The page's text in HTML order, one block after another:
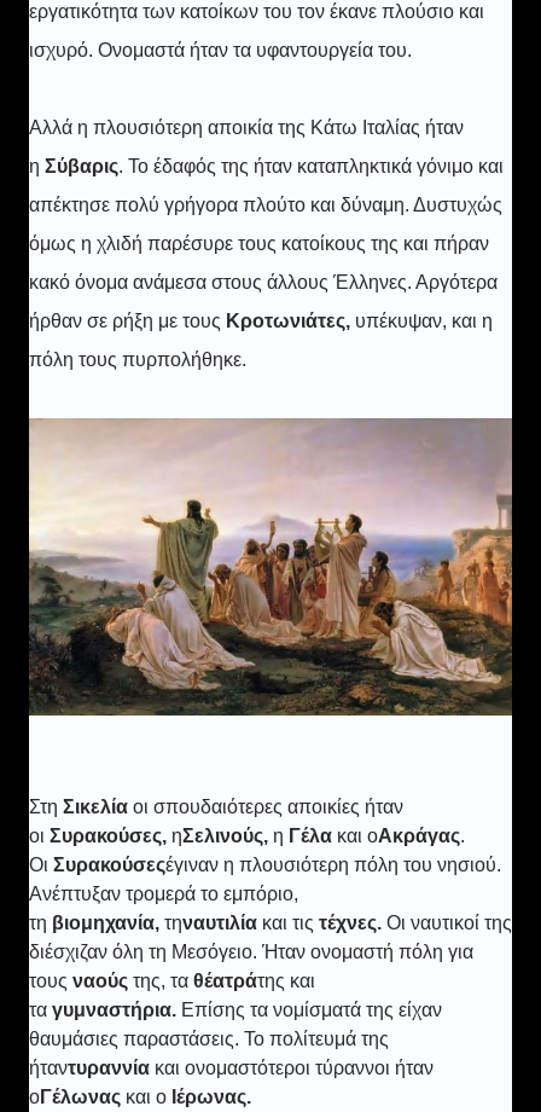
εργατικότητα των κατοίκων του τον έκανε πλούσιο και
ισχυρό. Ονομαστά ήταν τα υφαντουργεία του.
Αλλά η πλουσιότερη αποικία της Κάτω Ιταλίας ήταν
η Σύβαρις. Το έδαφός της ήταν καταπληκτικά γόνιμο και
απέκτησε πολύ γρήγορα πλούτο και δύναμη. Δυστυχώς
όμως η χλιδή παρέσυρε τους κατοίκους της και πήραν
κακό όνομα ανάμεσα στους άλλους Έλληνες. Αργότερα
ήρθαν σε ρήξη με τους Κροτωνιάτες, υπέκυψαν, και η
πόλη τους πυρπολήθηκε.
Στη Σικελία οι σπουδαιότερες αποικίες ήταν
οι Συρακούσες, ηΣελινούς, η Γέλα και οΑκράγας.
Οι Συρακούσεςέγιναν η πλουσιότερη πόλη του νησιού.
Ανέπτυξαν τρομερά το εμπόριο,
τη βιομηχανία, τηναυτιλία και τις τέχνες. Οι ναυτικοί της
διέσχιζαν όλη τη Μεσόγειο. Ήταν ονομαστή πόλη για
τους ναούς της, τα θέατράτης και
τα γυμναστήρια. Επίσης τα νομίσματά της είχαν
θαυμάσιες παραστάσεις. Το πολίτευμά της
ήταντυραννία και ονομαστότεροι τύραννοι ήταν
οΓέλωνας και ο Ιέρωνας.